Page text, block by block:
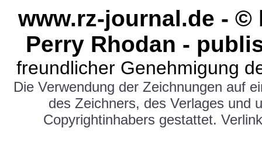
www.rz-journal.de -
Perry Rhodan -
freundlicher Genehmigung
Die Verwendung der Zeichnungen auf
des Zeichners, des Verlages und
Copyrightinhabers gestattet.